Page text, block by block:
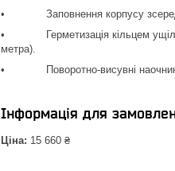
• Заповнення корпусу зсередини
• Герметизація кільцем
метра).
• Поворотно-висувні наочники
Інформація для
Ціна: 15 660 ₴